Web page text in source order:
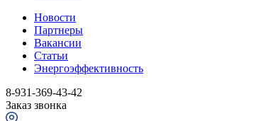
Новости
Партнеры
Вакансии
Статьи
Энергоэффективность
8-931-369-43-42
Заказ звонка